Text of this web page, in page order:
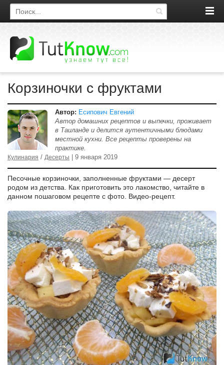
Поиск по сайту
Корзиночки с фруктами
Автор: Есипович Евгений
Автор домашних рецептов и выпечки, проживает
в Таиланде и делится аутентичными блюдами
местной кухни. Все рецепты проверены на
практике.
Кулинария / Десерты | 9 января 2019
Песочные корзиночки, заполненные фруктами — десерт
родом из детства. Как приготовить это лакомство, читайте в
данном пошаговом рецепте с фото. Видео-рецепт.